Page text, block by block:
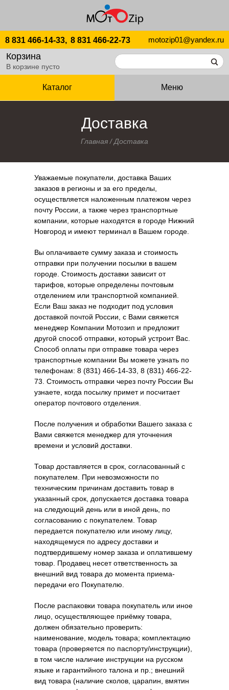
8 831 466-14-33, 8 831 466-22-73 motozip01@yandex.ru
Корзина
В корзине пусто
Каталог Меню
Доставка
Главная /Доставка
Уважаемые покупатели, доставка Ваших
заказов в регионы и за его пределы,
осуществляется наложенным платежом через
почту России, а также через транспортные
компании, которые находятся в городе Нижний
Новгород и имеют терминал в Вашем городе.
Вы оплачиваете сумму заказа и стоимость
отправки при получении посылки в вашем
городе. Стоимость доставки зависит от
тарифов, которые определены почтовым
отделением или транспортной компанией.
Если Ваш заказ не подходит под условия
доставкой почтой России, с Вами свяжется
менеджер Компании Мотозип и предложит
другой способ отправки, который устроит Вас.
Способ оплаты при отправке товара через
транспортные компании Вы можете узнать по
телефонам: 8 (831) 466-14-33, 8 (831) 466-22-
73. Стоимость отправки через почту России Вы
узнаете, когда посылку примет и посчитает
оператор почтового отделения.
После получения и обработки Вашего заказа с
Вами свяжется менеджер для уточнения
времени и условий доставки.
Товар доставляется в срок, согласованный с
покупателем. При невозможности по
техническим причинам доставить товар в
указанный срок, допускается доставка товара
на следующий день или в иной день, по
согласованию с покупателем. Товар
передается покупателю или иному лицу,
находящемуся по адресу доставки и
подтвердившему номер заказа и оплатившему
товар. Продавец несет ответственность за
внешний вид товара до момента приема-
передачи его Покупателю.
После распаковки товара покупатель или иное
лицо, осуществляющее приёмку товара,
должен обязательно проверить:
наименование, модель товара; комплектацию
товара (проверяется по паспорту/инструкции),
в том числе наличие инструкции на русском
языке и гарантийного талона и пр.; внешний
вид товара (наличие сколов, царапин, вмятин